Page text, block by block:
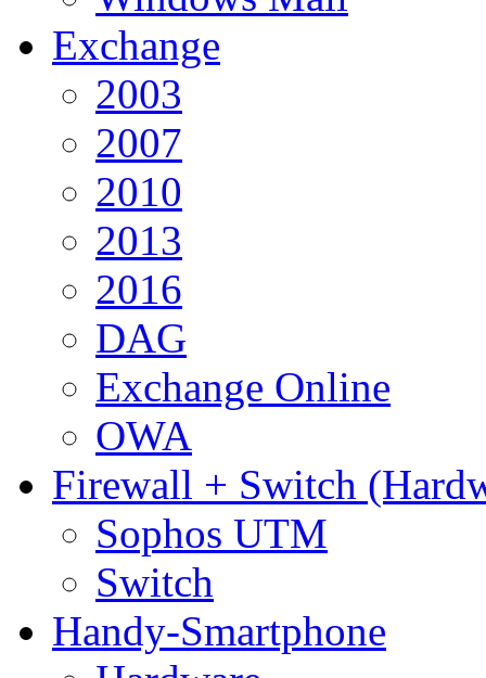
Exchange
2003
2007
2010
2013
2016
DAG
Exchange Online
OWA
Firewall + Switch
Sophos UTM
Switch
Handy-Smartphone